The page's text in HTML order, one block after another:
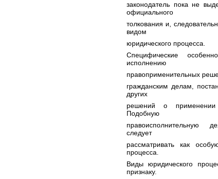
законодатель пока не
официального
толкования и,
видом
юридического процесса.
Специфические
исполнению
правоприменительных
гражданским делам,
других
решений о применении
Подобную
правоисполнительную
следует
рассматривать как
процесса.
Виды юридического
признаку.